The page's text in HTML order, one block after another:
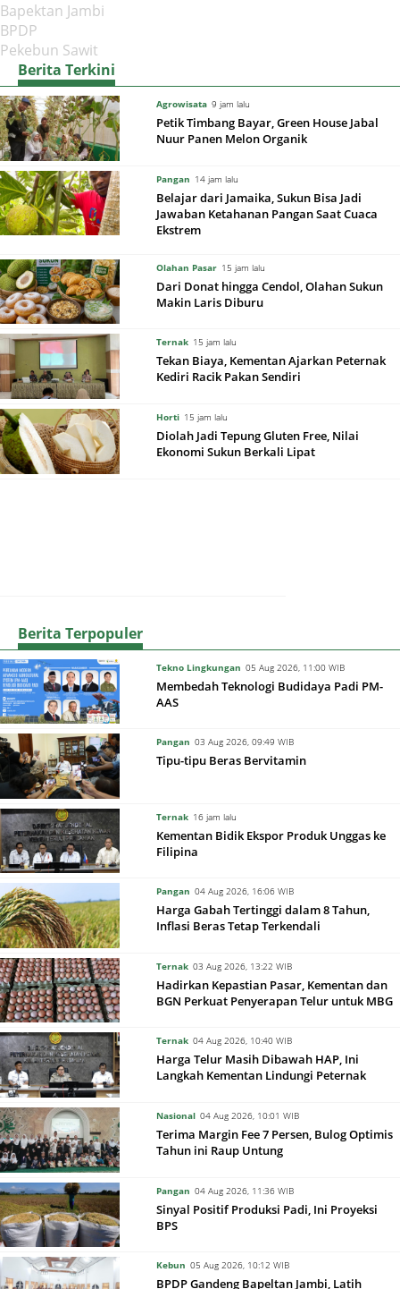
Bapektan Jambi
BPDP
Pekebun Sawit
Berita Terkini
Agrowisata 9 jam lalu
Petik Timbang Bayar, Green House Jabal
Nuur Panen Melon Organik
Pangan 14 jam lalu
Belajar dari Jamaika, Sukun Bisa Jadi
Jawaban Ketahanan Pangan Saat Cuaca
Ekstrem
Olahan Pasar 15 jam lalu
Dari Donat hingga Cendol, Olahan Sukun
Makin Laris Diburu
Ternak 15 jam lalu
Tekan Biaya, Kementan Ajarkan Peternak
Kediri Racik Pakan Sendiri
Horti 15 jam lalu
Diolah Jadi Tepung Gluten Free, Nilai
Ekonomi Sukun Berkali Lipat
Berita Terpopuler
Tekno Lingkungan 05 Aug 2026, 11:00 WIB
Membedah Teknologi Budidaya Padi PM-
AAS
Pangan 03 Aug 2026, 09:49 WIB
Tipu-tipu Beras Bervitamin
Ternak 16 jam lalu
Kementan Bidik Ekspor Produk Unggas ke
Filipina
Pangan 04 Aug 2026, 16:06 WIB
Harga Gabah Tertinggi dalam 8 Tahun,
Inflasi Beras Tetap Terkendali
Ternak 03 Aug 2026, 13:22 WIB
Hadirkan Kepastian Pasar, Kementan dan
BGN Perkuat Penyerapan Telur untuk MBG
Ternak 04 Aug 2026, 10:40 WIB
Harga Telur Masih Dibawah HAP, Ini
Langkah Kementan Lindungi Peternak
Nasional 04 Aug 2026, 10:01 WIB
Terima Margin Fee 7 Persen, Bulog Optimis
Tahun ini Raup Untung
Pangan 04 Aug 2026, 11:36 WIB
Sinyal Positif Produksi Padi, Ini Proyeksi
BPS
Kebun 05 Aug 2026, 10:12 WIB
BPDP Gandeng Bapeltan Jambi, Latih